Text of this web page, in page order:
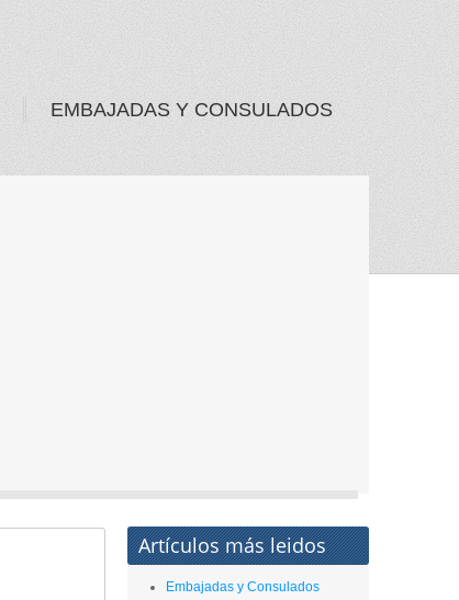
EMBAJADAS Y CONSULADOS
Artículos más leidos
Embajadas y Consulados